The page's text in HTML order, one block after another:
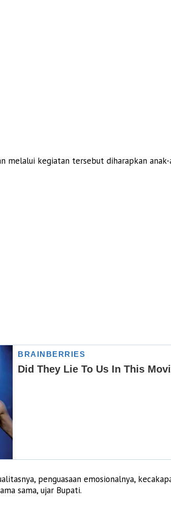
melalui kegiatan tersebut diharapkan
penguasaan emosionalnya,
sama, ujar Bupati.